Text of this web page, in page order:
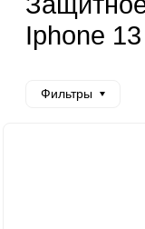
Iphone
Фильтры